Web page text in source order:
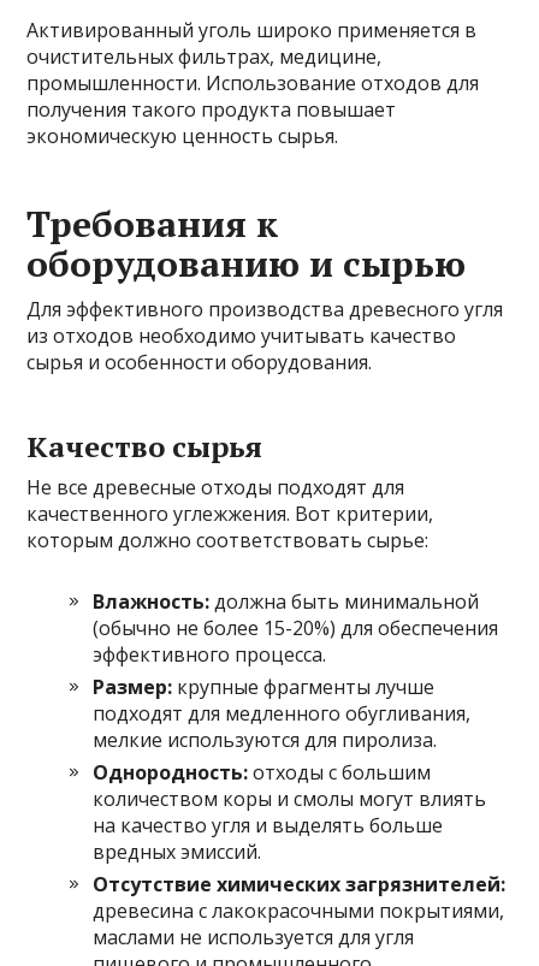
Активированный уголь широко применяется в
очистительных фильтрах, медицине,
промышленности. Использование отходов для
получения такого продукта повышает
экономическую ценность сырья.
Требования к
оборудованию и сырью
Для эффективного производства древесного угля
из отходов необходимо учитывать качество
сырья и особенности оборудования.
Качество сырья
Не все древесные отходы подходят для
качественного углежжения. Вот критерии,
которым должно соответствовать сырье:
Влажность:должна быть минимальной
(обычно не более 15-20%) для обеспечения
эффективного процесса.
Размер: крупные фрагменты лучше
подходят для медленного обугливания,
мелкие используются для пиролиза.
Однородность:отходы с большим
количеством коры и смолы могут влиять
на качество угля и выделять больше
вредных эмиссий.
Отсутствие химических загрязнителей:
древесина с лакокрасочными покрытиями,
маслами не используется для угля